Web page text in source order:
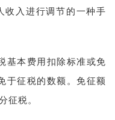
收入进行调节的一种手
基本费用扣除标准或免
于征税的数额。免征额
征税。